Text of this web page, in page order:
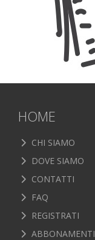
HOME
CHI SIAMO
DOVE SIAMO
CONTATTI
FAQ
REGISTRATI
ABBONAMENTI